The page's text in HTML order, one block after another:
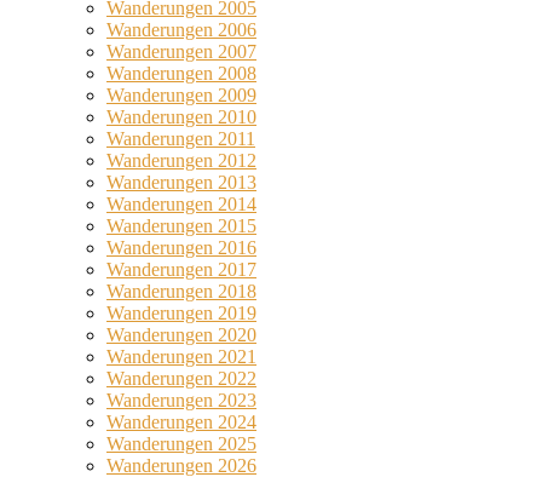
Wanderungen 2005
Wanderungen 2006
Wanderungen 2007
Wanderungen 2008
Wanderungen 2009
Wanderungen 2010
Wanderungen 2011
Wanderungen 2012
Wanderungen 2013
Wanderungen 2014
Wanderungen 2015
Wanderungen 2016
Wanderungen 2017
Wanderungen 2018
Wanderungen 2019
Wanderungen 2020
Wanderungen 2021
Wanderungen 2022
Wanderungen 2023
Wanderungen 2024
Wanderungen 2025
Wanderungen 2026